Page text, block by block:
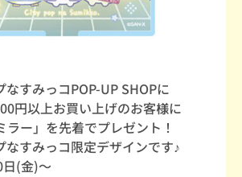
なすみっコPOP-UP SHOPに
円以上お買い上げのお客様に
ラー」を先着でプレゼント！
なすみっコ限定デザインです♪
(金)～